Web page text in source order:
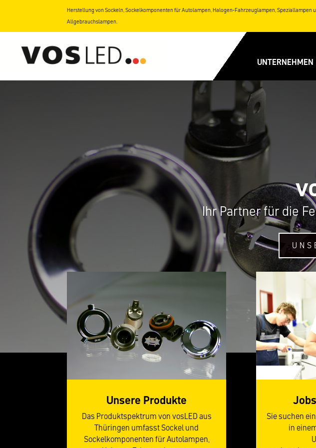
Herstellung von Sockeln, Sockelkomponenten für Autolampen, Halogen-Fahrzeuglampen, Speziallampen
Allgebrauchslampen.
UNTERNEHMEN
Ihr Partner für die
Unsere Produkte
Das Produktspektrum von vosLED aus
Thüringen umfasst Sockel und
Sockelkomponenten für Autolampen,
Sie suchen
in